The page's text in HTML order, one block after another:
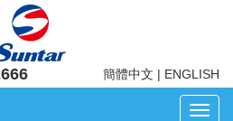
簡體中文 | ENGLISH
浙